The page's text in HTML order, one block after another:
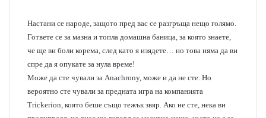
e
a
i
l
Настани се народе, защото пред вас се разгръща нещо голямо.
Гответе се за мазна и топла домашна баница, за която знаете,
че ще ви боли корема, след като я изядете… но това няма да ви
спре да я опукате за нула време!
Може да сте чували за Anachrony, може и да не сте. Но
вероятно сте чували за предната игра на компанията
Trickerion, която беше също тежък звяр. Ако не сте, нека ви